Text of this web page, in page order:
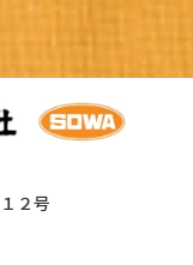
２号